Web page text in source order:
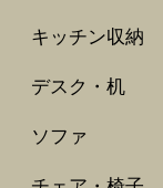
キッチン収納
デスク・机
ソファ